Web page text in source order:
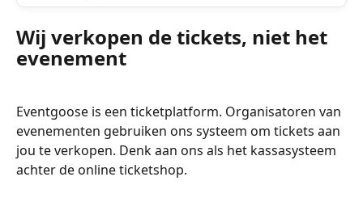
Wij verkopen de tickets, niet het
evenement
Eventgoose is een ticketplatform. Organisatoren van
evenementen gebruiken ons systeem om tickets aan
jou te verkopen. Denk aan ons als het kassasysteem
achter de online ticketshop.